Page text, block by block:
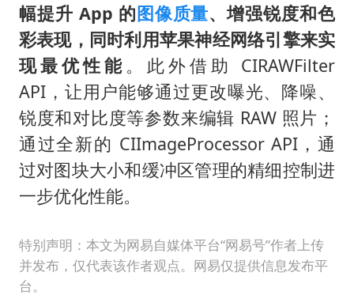
幅提升 App 的图像质量、增强锐度和色
彩表现，同时利用苹果神经网络引擎来实
现最优性能 。此外借助 CIRAWFilter
API，让用户能够通过更改曝光、降噪、
锐度和对比度等参数来编辑 RAW 照片；
通过全新的 CIImageProcessor API，通
过对图块大小和缓冲区管理的精细控制进
一步优化性能。
特别声明：本文为网易自媒体平台“网易号”作者上传
并发布，仅代表该作者观点。网易仅提供信息发布平
台。